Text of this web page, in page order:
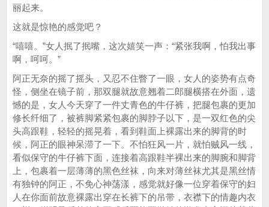
丽起来。
这就是惊艳的感觉吧？
“嘻嘻。”女人抿了抿嘴，这次嬉笑一声：“紧张我啊，怕我出事
啊，呵呵。”
阿正无奈的摇了摇头，又忍不住瞥了一眼，女人的姿势有点奇
怪，侧坐在镜子前，那双腿就故意翘着二郎腿横搭在外面，遗
憾的是，女人今天穿了一件丈青色的牛仔裤，把腿包裹的更加
修长纤细了，被裤脚紧紧包裹的脚脖子以下，是一双红色的尖
头高跟鞋，轻轻的摇晃着，看到鞋面上裸露出来的脚背的时
候，阿正的眼神呆滞了一下。不怕狂风一片，就怕贼风一线，
看似保守的牛仔裤下面，连接着高跟鞋半裸出来的脚腕和脚背
上，包裹着一层薄薄的黑色丝袜，向来对薄丝袜尤其是黑丝情
有独钟的阿正，不免心神荡漾，感觉就好像一位穿着保守的妇
人在你面前故意裸露出穿在长裤下的吊带，衣襟下的情趣内衣